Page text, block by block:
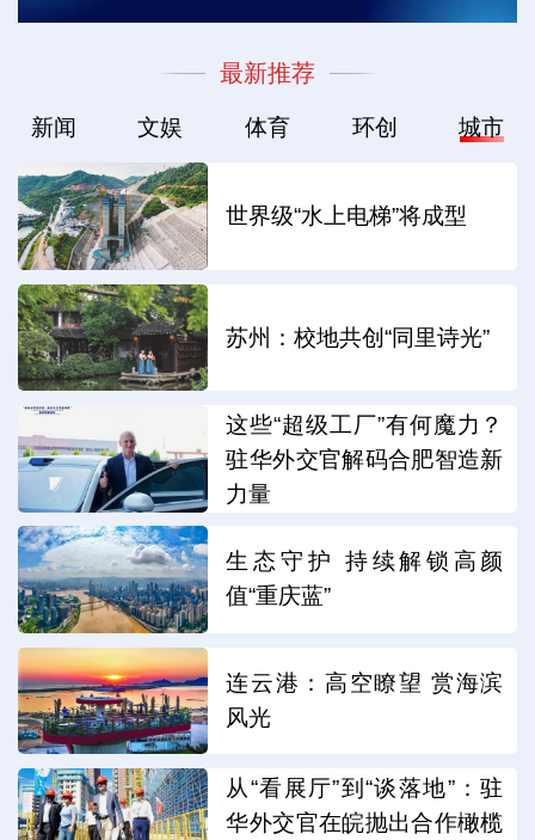
最新推荐
新闻 文娱 体育 环创 城市
世界级“水上电梯”将成型
苏州：校地共创“同里诗光”
这些“超级工厂”有何魔力？
驻华外交官解码合肥智造新
力量
生态守护 持续解锁高颜
值“重庆蓝”
连云港：高空瞭望 赏海滨
风光
从“看展厅”到“谈落地”：驻
华外交官在皖抛出合作橄榄